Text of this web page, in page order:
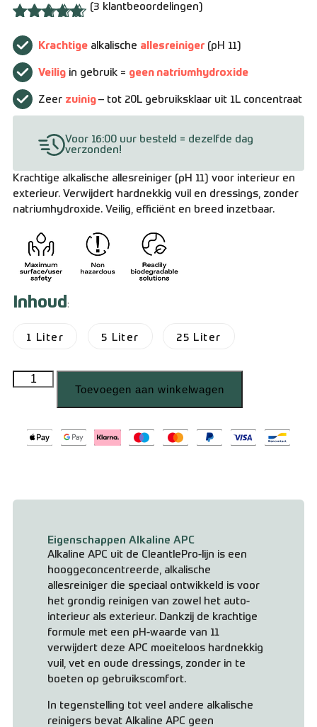
Bestellen en betalen
Retourneren
Algemene voorwaarden
5.00 op 5
gebaseerd
op
klantbeoordelingen
(3 klantbeoordelingen)
Krachtige alkalische allesreiniger (pH 11)
Veilig in gebruik = geen natriumhydroxide
Zeer zuinig– tot 20L gebruiksklaar uit 1L concentraat
Voor 16:00 uur besteld = dezelfde dag
verzonden!
Krachtige alkalische allesreiniger (pH 11) voor interieur en
exterieur. Verwijdert hardnekkig vuil en dressings, zonder
natriumhydroxide. Veilig, efficiënt en breed inzetbaar.
Inhoud:
1 Liter 5 Liter 25 Liter
Toevoegen aan winkelwagen
Eigenschappen Alkaline APC
Alkaline APC uit de CleantlePro-lijn is een
hooggeconcentreerde, alkalische
allesreiniger die speciaal ontwikkeld is voor
het grondig reinigen van zowel het auto-
interieur als exterieur. Dankzij de krachtige
formule met een pH-waarde van 11
verwijdert deze APC moeiteloos hardnekkig
vuil, vet en oude dressings, zonder in te
boeten op gebruikscomfort.
In tegenstelling tot veel andere alkalische
reinigers bevat Alkaline APC geen